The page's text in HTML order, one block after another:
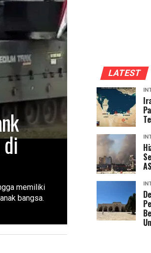
memiliki
bangsa.
LATEST